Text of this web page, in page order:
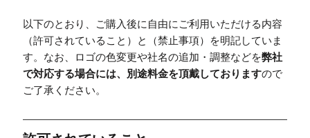
以下のとおり、ご購入後に自由にご利用いただける内容
（許可されていること）と（禁止事項）を明記していま
す。なお、ロゴの色変更や社名の追加・調整などを弊社
で対応する場合には、別途料金を頂戴しておりますので
ご了承ください。